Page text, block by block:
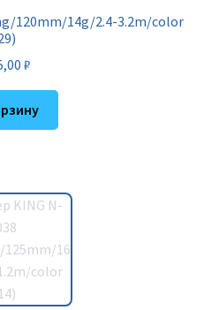
120mm/14g/2.4-3.2m/color
₽